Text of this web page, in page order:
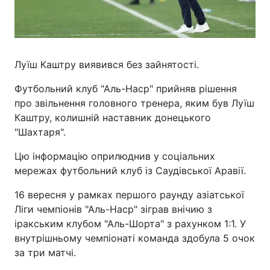
Луїш Каштру виявився без зайнятості.
Футбольний клуб "Аль-Наср" прийняв рішення
про звільнення головного тренера, яким був Луїш
Каштру, колишній наставник донецького
"Шахтаря".
Цю інформацію оприлюднив у соціальних
мережах футбольний клуб із Саудівської Аравії.
16 вересня у рамках першого раунду азіатської
Ліги чемпіонів "Аль-Наср" зіграв внічию з
іракським клубом "Аль-Шорта" з рахунком 1:1. У
внутрішньому чемпіонаті команда здобула 5 очок
за три матчі.